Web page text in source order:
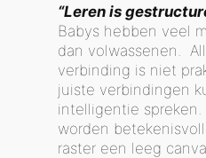
“Leren is
Babys hebben veel
dan volwassenen.
verbinding is niet
juiste verbindingen
intelligentie
worden
raster een leeg